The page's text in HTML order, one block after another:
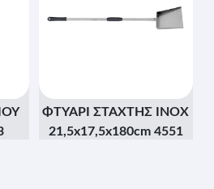
ΦΤΥΑΡΙ ΣΤΑΧΤΗΣ ΙΝΟΧ
21,5x17,5x180cm 4551